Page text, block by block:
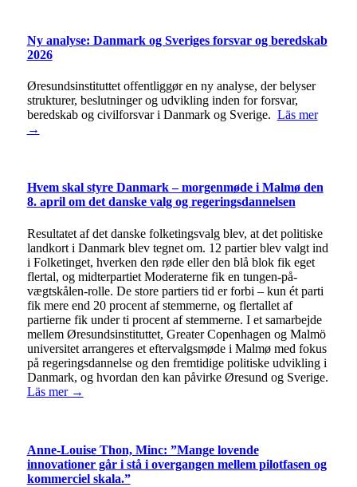
Ny analyse: Danmark og Sveriges forsvar og beredskab
2026
Øresundsinstituttet offentliggør en ny analyse, der belyser
strukturer, beslutninger og udvikling inden for forsvar,
beredskab og civilforsvar i Danmark og Sverige. Läs mer
→
Hvem skal styre Danmark – morgenmøde i Malmø den
8. april om det danske valg og regeringsdannelsen
Resultatet af det danske folketingsvalg blev, at det politiske
landkort i Danmark blev tegnet om. 12 partier blev valgt ind
i Folketinget, hverken den røde eller den blå blok fik eget
flertal, og midterpartiet Moderaterne fik en tungen-på-
vægtskålen-rolle. De store partiers tid er forbi – kun ét parti
fik mere end 20 procent af stemmerne, og flertallet af
partierne fik under ti procent af stemmerne. I et samarbejde
mellem Øresundsinstituttet, Greater Copenhagen og Malmö
universitet arrangeres et eftervalgsmøde i Malmø med fokus
på regeringsdannelse og den fremtidige politiske udvikling i
Danmark, og hvordan den kan påvirke Øresund og Sverige.
Läs mer →
Anne-Louise Thon, Minc: ”Mange lovende
innovationer går i stå i overgangen mellem pilotfasen og
kommerciel skala.”